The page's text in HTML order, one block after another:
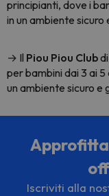
principianti, dove i
in un ambiente
→ Il Piou Piou Club
per bambini dai 3 ai
un ambiente sicuro e
Iscriviti alla